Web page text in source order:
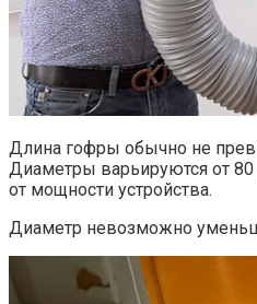
Длина гофры обычно не
Диаметры варьируются от
от мощности устройства.
Диаметр невозможно